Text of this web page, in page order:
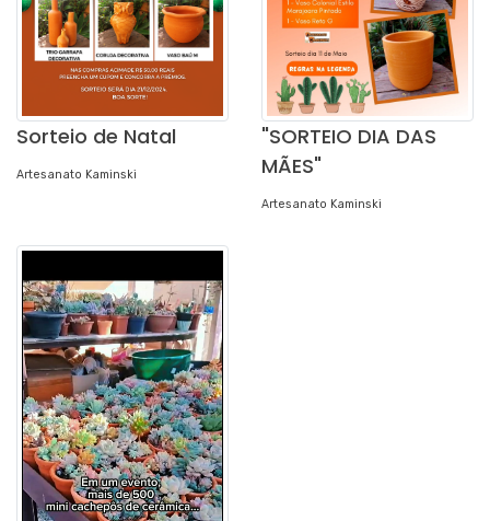
Sorteio de Natal
Artesanato Kaminski
"SORTEIO DIA DAS
MÃES"
Artesanato Kaminski